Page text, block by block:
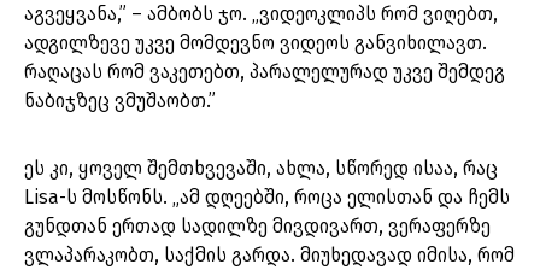
აგვეყვანა,” – ამბობს ჯო. „ვიდეოკლიპს რომ ვიღებთ,
ადგილზევე უკვე მომდევნო ვიდეოს განვიხილავთ.
რაღაცას რომ ვაკეთებთ, პარალელურად უკვე შემდეგ
ნაბიჯზეც ვმუშაობთ.”
ეს კი, ყოველ შემთხვევაში, ახლა, სწორედ ისაა, რაც
Lisa-ს მოსწონს. „ამ დღეებში, როცა ელისთან და ჩემს
გუნდთან ერთად სადილზე მივდივართ, ვერაფერზე
ვლაპარაკობთ, საქმის გარდა. მიუხედავად იმისა, რომ